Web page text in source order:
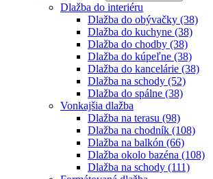
Dlažba do interiéru
Dlažba do obývačky (38)
Dlažba do kuchyne (38)
Dlažba do chodby (38)
Dlažba do kúpeľne (38)
Dlažba do kancelárie (38)
Dlažba na schody (52)
Dlažba do spálne (38)
Vonkajšia dlažba
Dlažba na terasu (98)
Dlažba na chodník (108)
Dlažba na balkón (66)
Dlažba okolo bazéna (108)
Dlažba na schody (111)